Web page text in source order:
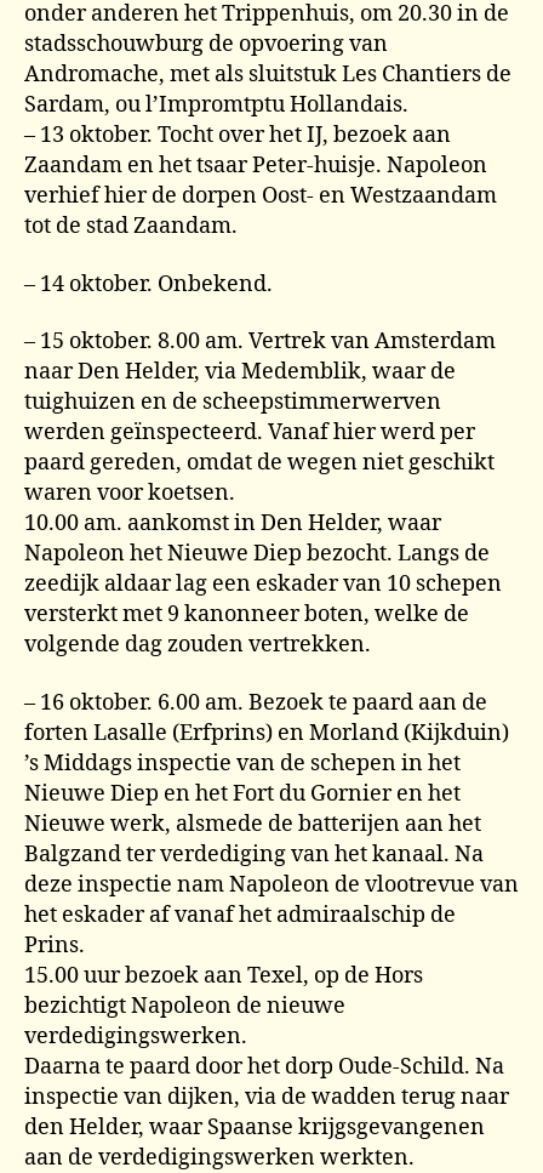
onder anderen het Trippenhuis, om 20.30 in de
stadsschouwburg de opvoering van
Andromache, met als sluitstuk Les Chantiers de
Sardam, ou l’Impromtptu Hollandais.
– 13 oktober. Tocht over het IJ, bezoek aan
Zaandam en het tsaar Peter-huisje. Napoleon
verhief hier de dorpen Oost- en Westzaandam
tot de stad Zaandam.
– 14 oktober. Onbekend.
– 15 oktober. 8.00 am. Vertrek van Amsterdam
naar Den Helder, via Medemblik, waar de
tuighuizen en de scheepstimmerwerven
werden geïnspecteerd. Vanaf hier werd per
paard gereden, omdat de wegen niet geschikt
waren voor koetsen.
10.00 am. aankomst in Den Helder, waar
Napoleon het Nieuwe Diep bezocht. Langs de
zeedijk aldaar lag een eskader van 10 schepen
versterkt met 9 kanonneer boten, welke de
volgende dag zouden vertrekken.
– 16 oktober. 6.00 am. Bezoek te paard aan de
forten Lasalle (Erfprins) en Morland (Kijkduin)
’s Middags inspectie van de schepen in het
Nieuwe Diep en het Fort du Gornier en het
Nieuwe werk, alsmede de batterijen aan het
Balgzand ter verdediging van het kanaal. Na
deze inspectie nam Napoleon de vlootrevue van
het eskader af vanaf het admiraalschip de
Prins.
15.00 uur bezoek aan Texel, op de Hors
bezichtigt Napoleon de nieuwe
verdedigingswerken.
Daarna te paard door het dorp Oude-Schild. Na
inspectie van dijken, via de wadden terug naar
den Helder, waar Spaanse krijgsgevangenen
aan de verdedigingswerken werkten.